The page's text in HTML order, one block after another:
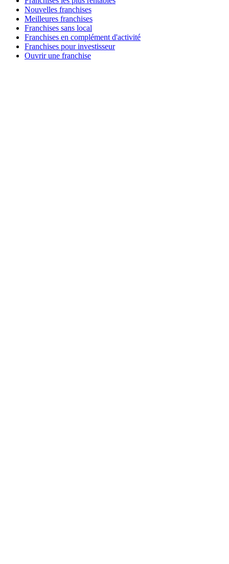
Nouvelles franchises
Meilleures franchises
Franchises sans local
Franchises en complément d'activité
Franchises pour investisseur
Ouvrir une franchise